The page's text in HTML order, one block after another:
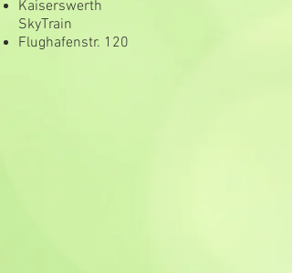
Kaiserswerth
SkyTrain
Flughafenstr. 120